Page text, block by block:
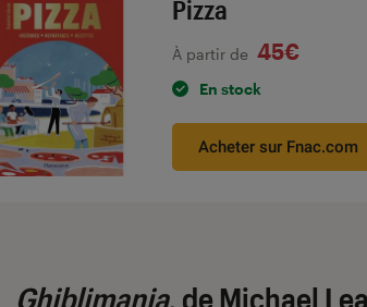
Pizza
À partir de 45€
En stock
Acheter sur Fnac.com
Ghiblimania, de Michael